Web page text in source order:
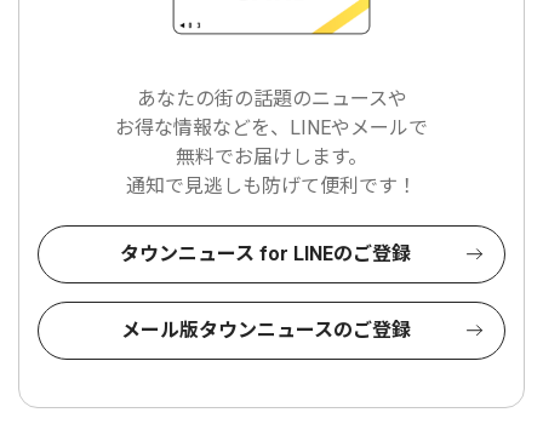
あなたの街の話題のニュースや
お得な情報などを、LINEやメールで
無料でお届けします。
通知で見逃しも防げて便利です！
タウンニュース for LINEのご登録
メール版タウンニュースのご登録